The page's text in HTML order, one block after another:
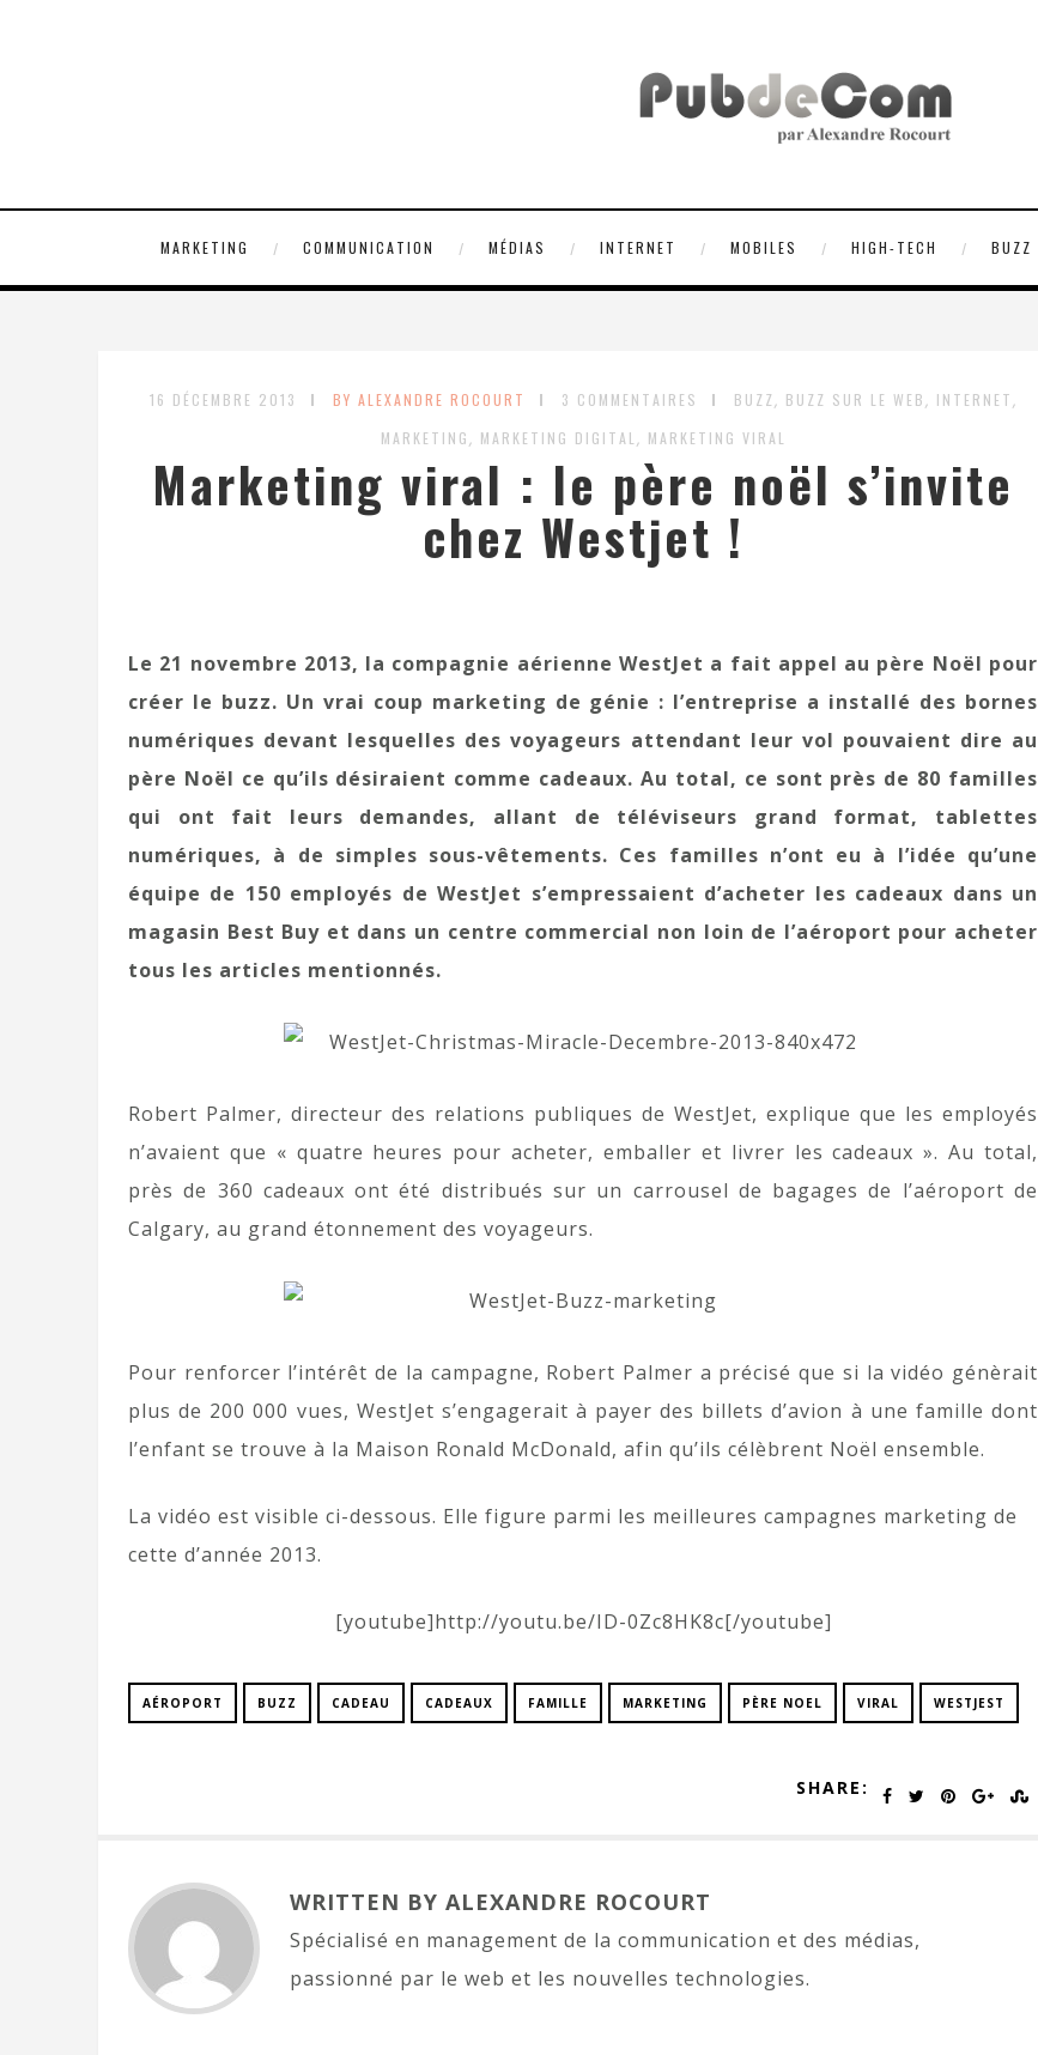
MARKETING COMMUNICATION MÉDIAS INTERNET MOBILES HIGH-TECH BUZZ
16 DÉCEMBRE 2013 BY ALEXANDRE ROCOURT 3 COMMENTAIRES BUZZ, BUZZ SUR LE WEB, INTERNET,
MARKETING, MARKETING DIGITAL , MARKETING VIRAL
Marketing viral : le père noël s’invite
chez Westjet !
Le 21 novembre 2013, la compagnie aérienne WestJet a fait appel au père Noël pour
créer le buzz. Un vrai coup marketing de génie : l’entreprise a installé des bornes
numériques devant lesquelles des voyageurs attendant leur vol pouvaient dire au
père Noël ce qu’ils désiraient comme cadeaux. Au total, ce sont près de 80 familles
qui ont fait leurs demandes, allant de téléviseurs grand format, tablettes
numériques, à de simples sous-vêtements. Ces familles n’ont eu à l’idée qu’une
équipe de 150 employés de WestJet s’empressaient d’acheter les cadeaux dans un
magasin Best Buy et dans un centre commercial non loin de l’aéroport pour acheter
tous les articles mentionnés.
Robert Palmer, directeur des relations publiques de WestJet, explique que les employés
n’avaient que « quatre heures pour acheter, emballer et livrer les cadeaux ». Au total,
près de 360 cadeaux ont été distribués sur un carrousel de bagages de l’aéroport de
Calgary, au grand étonnement des voyageurs.
Pour renforcer l’intérêt de la campagne, Robert Palmer a précisé que si la vidéo génèrait
plus de 200 000 vues, WestJet s’engagerait à payer des billets d’avion à une famille dont
l’enfant se trouve à la Maison Ronald McDonald, afin qu’ils célèbrent Noël ensemble.
La vidéo est visible ci-dessous. Elle figure parmi les meilleures campagnes marketing de
cette d’année 2013.
[youtube]http://youtu.be/ID-0Zc8HK8c[/youtube]
AÉROPORT BUZZ CADEAU CADEAUX FAMILLE MARKETING PÈRE NOEL VIRAL WESTJEST
SHARE:
WRITTEN BY ALEXANDRE ROCOURT
Spécialisé en management de la communication et des médias,
passionné par le web et les nouvelles technologies.